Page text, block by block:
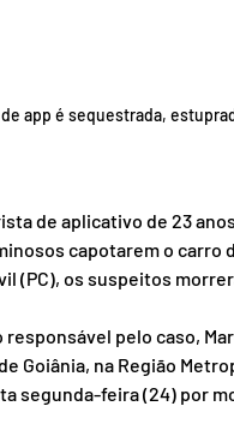
app é sequestrada,
de aplicativo de 23
capotarem o carro
(PC), os suspeitos
responsável pelo caso,
Goiânia, na Região
segunda-feira (24) por